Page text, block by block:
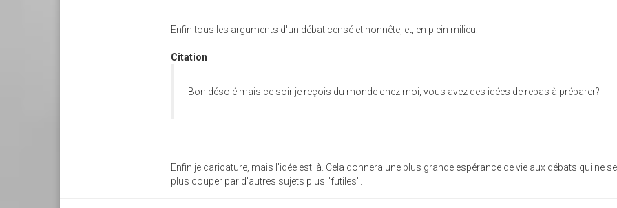
Enfin tous les arguments d'un débat censé et honnête, et, en plein milieu:
Citation
Bon désolé mais ce soir je reçois du monde chez moi, vous avez des idées de repas à préparer?
Enfin je caricature, mais l'idée est là. Cela donnera une plus grande espérance de vie aux débats qui ne
plus couper par d'autres sujets plus "futiles".